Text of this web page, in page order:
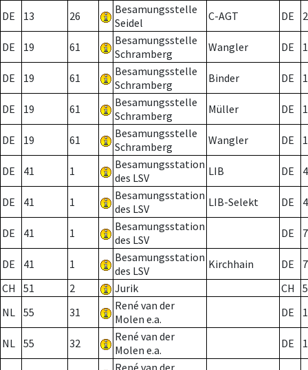
DE 13 26
Besamungsstelle
Seidel
C-AGT DE 2
DE 19 61
Besamungsstelle
Schramberg
Wangler DE
DE 19 61
Besamungsstelle
Schramberg
Binder DE 1
DE 19 61
Besamungsstelle
Schramberg
Müller DE
DE 19 61
Besamungsstelle
Schramberg
Wangler DE
DE 41 1
Besamungsstation
des LSV
LIB DE
DE 41 1
Besamungsstation
des LSV
LIB-Selekt DE
DE 41 1
Besamungsstation
des LSV
DE 7
DE 41 1
Besamungsstation
des LSV
Kirchhain DE
7
CH
51 2 Jurik CH
NL 55 31
René van der
Molen e.a.
DE
NL 55 32
René van der
Molen e.a.
DE